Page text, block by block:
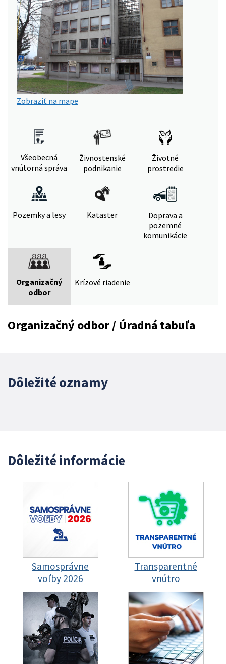
Zobraziť na mape
Všeobecná
vnútorná správa
Živnostenské
podnikanie
Životné
prostredie
Pozemky a lesy Kataster
Doprava a
pozemné
komunikácie
Organizačný
odbor
Krízové riadenie
Organizačný odbor / Úradná tabuľa
Dôležité oznamy
Dôležité informácie
Samosprávne
voľby 2026
Transparentné
vnútro